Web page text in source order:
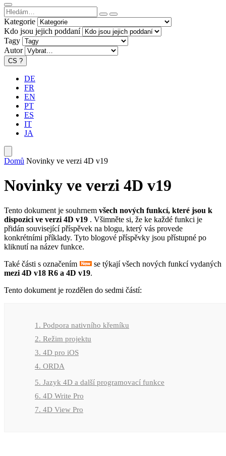
Kategorie
Kdo jsou jejich poddaní
Tagy
Autor
CS ?
DE
FR
EN
PT
ES
IT
JA
Domů Novinky ve verzi 4D v19
Novinky ve verzi 4D v19
Tento dokument je souhrnem všech nových funkcí, které jsou k
dispozici ve verzi 4D v19 . Všimněte si, že ke každé funkci je
přidán související příspěvek na blogu, který vás provede
konkrétními příklady. Tyto blogové příspěvky jsou přístupné po
kliknutí na název funkce.
Také části s označením
se týkají všech nových funkcí vydaných
mezi 4D v18 R6 a 4D v19.
Tento dokument je rozdělen do sedmi částí:
1. Podpora nativního křemíku
2. Režim projektu
3. 4D pro iOS
4. ORDA
5. Jazyk 4D a další programovací funkce
6. 4D Write Pro
7. 4D View Pro